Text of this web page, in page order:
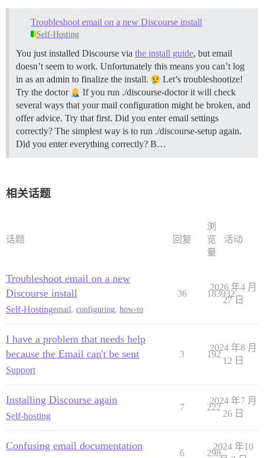
## TODO: The domain name this Discourse instance
## Required. Discourse will not work with a bare
## Uncomment if you want the container to be
## hostname (-h option) as specified above
  #DOCKER_USE_HOSTNAME: true
## TODO: List of comma delimited emails that will
## on initial signup example
  DISCOURSE_DEVELOPER_EMAILS: 'admin@snwiki.org.cn'
## TODO: The SMTP mail server used to validate new
  DISCOURSE_SMTP_PORT: 465
#DISCOURSE_SMTP_ENABLE_START_TLS: true           #
DISCOURSE_SMTP_DOMAIN: discourse.example.com #
  DISCOURSE_NOTIFICATION_EMAIL: noreply@snwiki.org.cn
#DISCOURSE_SMTP_OPENSSL_VERIFY_MODE: peer
## If you added the Lets Encrypt template,
  LETSENCRYPT_ACCOUNT_EMAIL: server@snwiki.org.cn
## see https://meta.discourse.org/t/14857 for
#DISCOURSE_CDN_URL: https://discourse-
## The maxmind geolocation IP account ID and
  #DISCOURSE_MAXMIND_ACCOUNT_ID: 123456
  #DISCOURSE_MAXMIND_LICENSE_KEY: 1234567890123456
  - volume:
Troubleshoot email on a new Discourse install
Self-Hosting
You just installed Discourse via the install guide, but email
doesn’t seem to work. Unfortunately this means you can’t log
in as an admin to finalize the install.
Let’s troubleshootize!
Try the doctor
If you run ./discourse-doctor it will check
several ways that your mail configuration might be broken, and
offer advice. Try that first. Did you enter email settings
correctly? The simplest way is to run ./discourse-setup again.
Did you enter everything correctly? B…
相关话题
话题 回复
浏
览
量
活动
Troubleshoot email on a new
Discourse install
Self-Hostingemail, configuring, how-to
36 183932
2026 年4 月
27 日
I have a problem that needs help
because the Email can't be sent
Support
3 192
2024 年8 月
12 日
Installing Discourse again
Self-hosting
7 222
2024 年7 月
26 日
Confusing email documentation
6 298
2024 年10